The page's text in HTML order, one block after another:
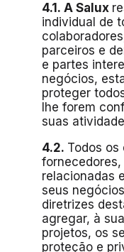
4.1. A Salux
individual de
parceiros e
e partes
negócios,
proteger
lhe forem
suas
4.2. Todos os
relacionadas
seus
diretrizes
agregar, à
projetos, os
proteção e